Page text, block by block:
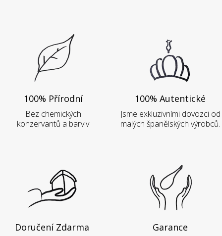
100% Přírodní
Bez chemických
konzervantů a barviv
100% Autentické
Jsme exkluzivními dovozci od
malých španělských výrobců.
Doručení Zdarma Garance